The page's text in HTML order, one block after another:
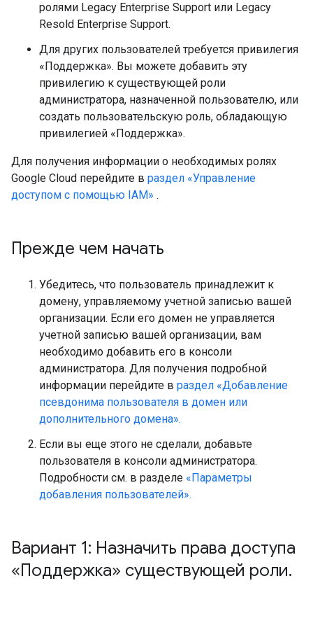
ролями Legacy Enterprise Support или Legacy
Resold Enterprise Support.
Для других пользователей требуется привилегия
«Поддержка». Вы можете добавить эту
привилегию к существующей роли
администратора, назначенной пользователю, или
создать пользовательскую роль, обладающую
привилегией «Поддержка».
Для получения информации о необходимых ролях
Google Cloud перейдите в раздел «Управление
доступом с помощью IAM» .
Прежде чем начать
Убедитесь, что пользователь принадлежит к
домену, управляемому учетной записью вашей
организации. Если его домен не управляется
учетной записью вашей организации, вам
необходимо добавить его в консоли
администратора. Для получения подробной
информации перейдите в раздел «Добавление
псевдонима пользователя в домен или
дополнительного домена».
Если вы еще этого не сделали, добавьте
пользователя в консоли администратора.
Подробности см. в разделе «Параметры
добавления пользователей».
Вариант 1: Назначить права доступа
«Поддержка» существующей роли.